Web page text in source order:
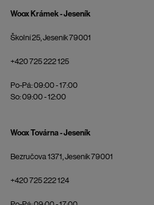
Woox Krámek - Jeseník
Školní 25, Jeseník 79001
+420 725 222 125
Po-Pá: 09:00 - 17:00
So: 09:00 - 12:00
Woox Továrna - Jeseník
Bezručova 1371, Jeseník 79001
+420 725 222 124